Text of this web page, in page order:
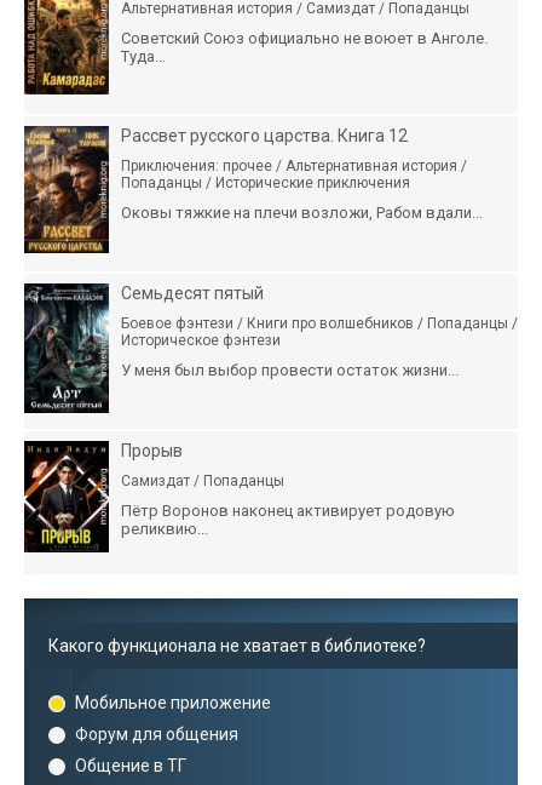
Альтернативная история / Самиздат / Попаданцы
Советский Союз официально не воюет в Анголе.
Туда...
Рассвет русского царства. Книга 12
Приключения: прочее / Альтернативная история /
Попаданцы / Исторические приключения
Оковы тяжкие на плечи возложи, Рабом вдали...
Семьдесят пятый
Боевое фэнтези / Книги про волшебников / Попаданцы /
Историческое фэнтези
У меня был выбор провести остаток жизни...
Прорыв
Самиздат / Попаданцы
Пётр Воронов наконец активирует родовую
реликвию...
Какого функционала не хватает в библиотеке?
Мобильное приложение
Форум для общения
Общение в ТГ